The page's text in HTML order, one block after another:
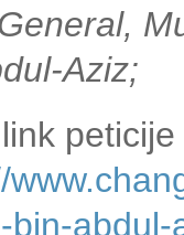
Aziz;